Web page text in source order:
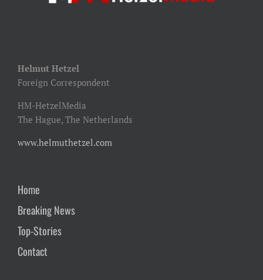
Helmut Hetzel
Foreign Correspondent
HM-HetzelMedia
The Hague, The Netherlands
www.helmuthetzel.com
Home
Breaking News
Top-Stories
Contact